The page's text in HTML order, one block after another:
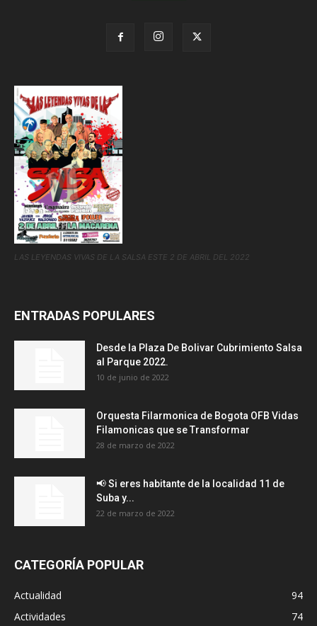
LAS LEYENDAS VIVAS DE LA SALSA ESTE 2 DE ABRIL DEL 2022
ENTRADAS POPULARES
Desde la Plaza De Bolivar Cubrimiento Salsa
al Parque 2022.
10 de junio de 2022
Orquesta Filarmonica de Bogota OFB Vidas
Filamonicas que se Transformar
28 de marzo de 2022
📢 Si eres habitante de la localidad 11 de
Suba y...
22 de marzo de 2022
CATEGORÍA POPULAR
Actualidad
94
Actividades
74